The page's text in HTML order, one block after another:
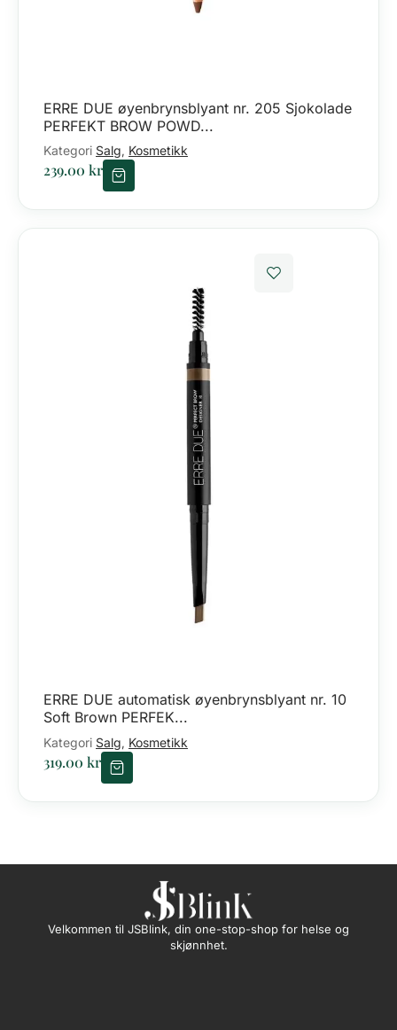
ERRE DUE øyenbrynsblyant nr. 205 Sjokolade
PERFEKT BROW POWD...
Kategori Salg, Kosmetikk
239.00 kr
ERRE DUE automatisk øyenbrynsblyant nr. 10
Soft Brown PERFEK...
Kategori Salg, Kosmetikk
319.00 kr
Velkommen til JSBlink, din one-stop-shop for helse og
skjønnhet.